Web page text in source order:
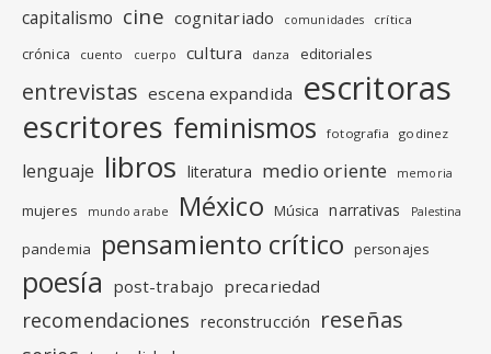
capitalismo cine cognitariado comunidades crítica
crónica cuento cuerpo cultura danza editoriales
entrevistas escena expandida escritoras
escritores feminismos fotografia godinez
lenguaje libros literatura medio oriente memoria
mujeres mundo arabe México Música narrativas Palestina
pandemia pensamiento crítico personajes
poesía post-trabajo precariedad
recomendaciones reconstrucción reseñas